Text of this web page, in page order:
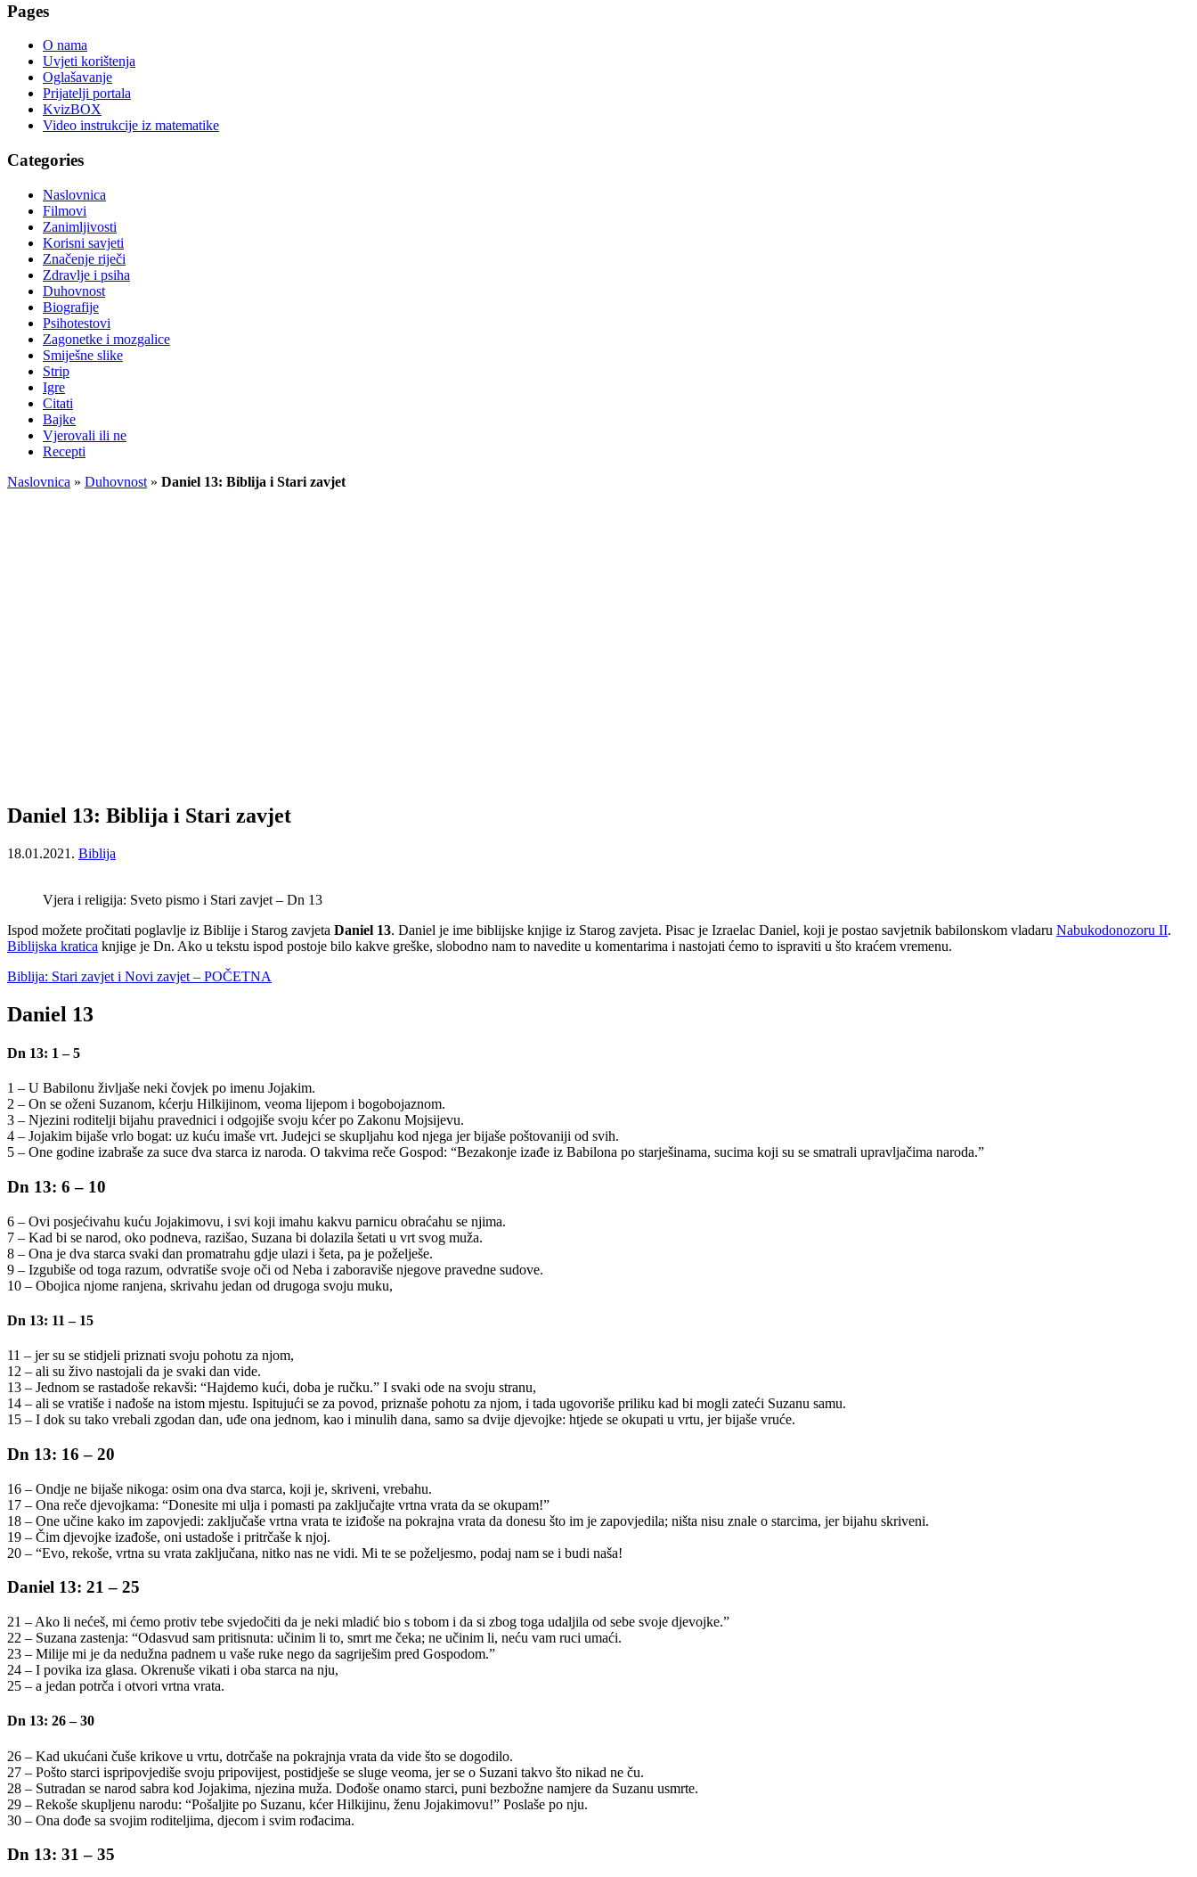
Pages
O nama
Uvjeti korištenja
Oglašavanje
Prijatelji portala
KvizBOX
Video instrukcije iz matematike
Categories
Naslovnica
Filmovi
Zanimljivosti
Korisni savjeti
Značenje riječi
Zdravlje i psiha
Duhovnost
Biografije
Psihotestovi
Zagonetke i mozgalice
Smiješne slike
Strip
Igre
Citati
Bajke
Vjerovali ili ne
Recepti
Naslovnica » Duhovnost » Daniel 13: Biblija i Stari zavjet
Daniel 13: Biblija i Stari zavjet
18.01.2021. Biblija
Vjera i religija: Sveto pismo i Stari zavjet – Dn 13
Ispod možete pročitati poglavlje iz Biblije i Starog zavjeta Daniel 13. Daniel je ime biblijske knjige iz Starog zavjeta. Pisac je Izraelac Daniel, koji je postao savjetnik babilonskom vladaru Nabukodonozoru II.
Biblijska kratica knjige je Dn. Ako u tekstu ispod postoje bilo kakve greške, slobodno nam to navedite u komentarima i nastojati ćemo to ispraviti u što kraćem vremenu.
Biblija: Stari zavjet i Novi zavjet – POČETNA
Daniel 13
Dn 13: 1 – 5
1 – U Babilonu življaše neki čovjek po imenu Jojakim.
2 – On se oženi Suzanom, kćerju Hilkijinom, veoma lijepom i bogobojaznom.
3 – Njezini roditelji bijahu pravednici i odgojiše svoju kćer po Zakonu Mojsijevu.
4 – Jojakim bijaše vrlo bogat: uz kuću imaše vrt. Judejci se skupljahu kod njega jer bijaše poštovaniji od svih.
5 – One godine izabraše za suce dva starca iz naroda. O takvima reče Gospod: “Bezakonje izađe iz Babilona po starješinama, sucima koji su se smatrali upravljačima naroda.”
Dn 13: 6 – 10
6 – Ovi posjećivahu kuću Jojakimovu, i svi koji imahu kakvu parnicu obraćahu se njima.
7 – Kad bi se narod, oko podneva, razišao, Suzana bi dolazila šetati u vrt svog muža.
8 – Ona je dva starca svaki dan promatrahu gdje ulazi i šeta, pa je poželješe.
9 – Izgubiše od toga razum, odvratiše svoje oči od Neba i zaboraviše njegove pravedne sudove.
10 – Obojica njome ranjena, skrivahu jedan od drugoga svoju muku,
Dn 13: 11 – 15
11 – jer su se stidjeli priznati svoju pohotu za njom,
12 – ali su živo nastojali da je svaki dan vide.
13 – Jednom se rastadoše rekavši: “Hajdemo kući, doba je ručku.” I svaki ode na svoju stranu,
14 – ali se vratiše i nađoše na istom mjestu. Ispitujući se za povod, priznaše pohotu za njom, i tada ugovoriše priliku kad bi mogli zateći Suzanu samu.
15 – I dok su tako vrebali zgodan dan, uđe ona jednom, kao i minulih dana, samo sa dvije djevojke: htjede se okupati u vrtu, jer bijaše vruće.
Dn 13: 16 – 20
16 – Ondje ne bijaše nikoga: osim ona dva starca, koji je, skriveni, vrebahu.
17 – Ona reče djevojkama: “Donesite mi ulja i pomasti pa zaključajte vrtna vrata da se okupam!”
18 – One učine kako im zapovjedi: zaključaše vrtna vrata te iziđoše na pokrajna vrata da donesu što im je zapovjedila; ništa nisu znale o starcima, jer bijahu skriveni.
19 – Čim djevojke izađoše, oni ustadoše i pritrčaše k njoj.
20 – “Evo, rekoše, vrtna su vrata zaključana, nitko nas ne vidi. Mi te se poželjesmo, podaj nam se i budi naša!
Daniel 13: 21 – 25
21 – Ako li nećeš, mi ćemo protiv tebe svjedočiti da je neki mladić bio s tobom i da si zbog toga udaljila od sebe svoje djevojke.”
22 – Suzana zastenja: “Odasvud sam pritisnuta: učinim li to, smrt me čeka; ne učinim li, neću vam ruci umaći.
23 – Milije mi je da nedužna padnem u vaše ruke nego da sagriješim pred Gospodom.”
24 – I povika iza glasa. Okrenuše vikati i oba starca na nju,
25 – a jedan potrča i otvori vrtna vrata.
Dn 13: 26 – 30
26 – Kad ukućani čuše krikove u vrtu, dotrčaše na pokrajnja vrata da vide što se dogodilo.
27 – Pošto starci ispripovjediše svoju pripovijest, postidješe se sluge veoma, jer se o Suzani takvo što nikad ne ču.
28 – Sutradan se narod sabra kod Jojakima, njezina muža. Dođoše onamo starci, puni bezbožne namjere da Suzanu usmrte.
29 – Rekoše skupljenu narodu: “Pošaljite po Suzanu, kćer Hilkijinu, ženu Jojakimovu!” Poslaše po nju.
30 – Ona dođe sa svojim roditeljima, djecom i svim rođacima.
Dn 13: 31 – 35